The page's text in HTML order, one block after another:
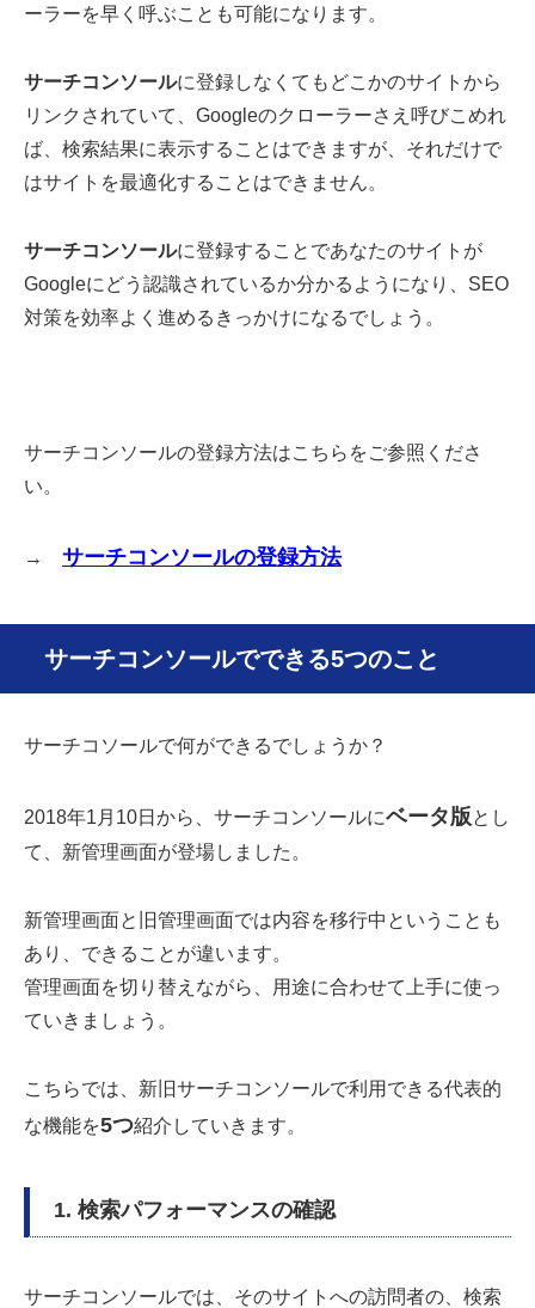
ーラーを早く呼ぶことも可能になります。
サーチコンソールに登録しなくてもどこかのサイトから
リンクされていて、Googleのクローラーさえ呼びこめれ
ば、検索結果に表示することはできますが、それだけで
はサイトを最適化することはできません。
サーチコンソールに登録することであなたのサイトが
Googleにどう認識されているか分かるようになり、SEO
対策を効率よく進めるきっかけになるでしょう。
サーチコンソールの登録方法はこちらをご参照くださ
い。
→ サーチコンソールの登録方法
サーチコンソールでできる5つのこと
サーチコソールで何ができるでしょうか？
2018年1月10日から、サーチコンソールにベータ版とし
て、新管理画面が登場しました。
新管理画面と旧管理画面では内容を移行中ということも
あり、できることが違います。
管理画面を切り替えながら、用途に合わせて上手に使っ
ていきましょう。
こちらでは、新旧サーチコンソールで利用できる代表的
な機能を5つ紹介していきます。
1. 検索パフォーマンスの確認
サーチコンソールでは、そのサイトへの訪問者の、検索